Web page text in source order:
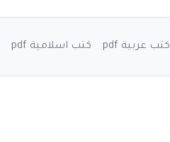
كتب عربية pdf كتب اسلامية pdf